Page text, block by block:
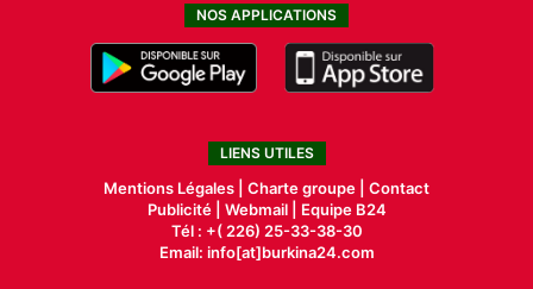
NOS APPLICATIONS
LIENS UTILES
Mentions Légales | Charte groupe | Contact
Publicité| Webmail |
Equipe B24
Tél : +( 226) 25-33-38-30
Email: info[at]burkina24.com